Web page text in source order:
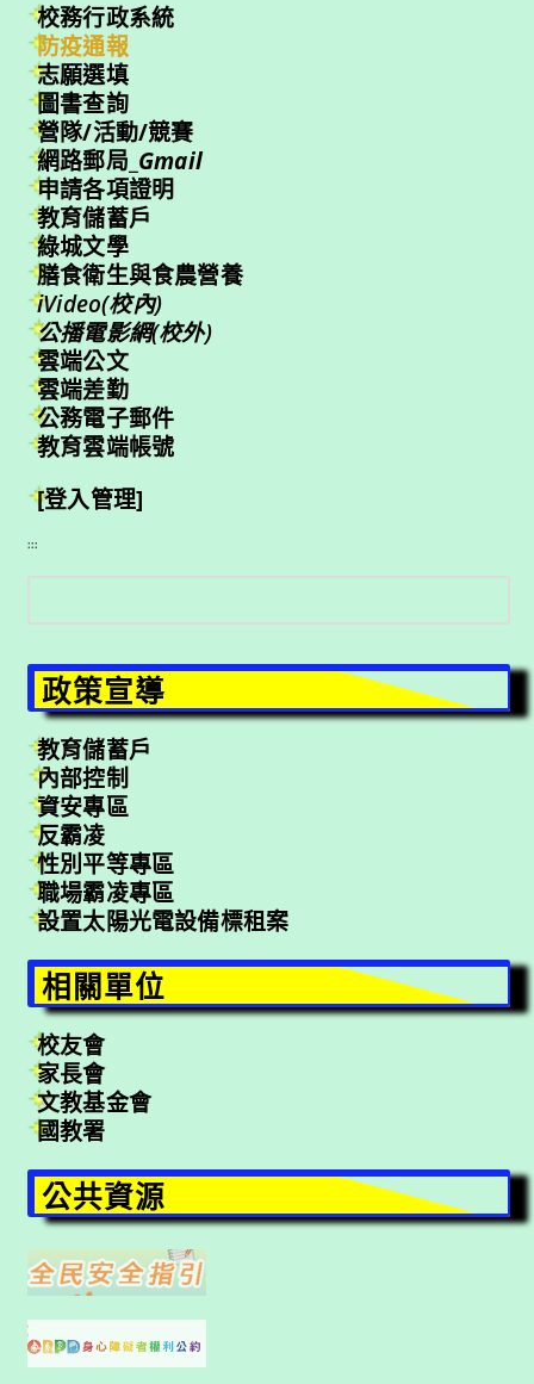
校務行政系統
防疫通報
志願選填
圖書查詢
營隊/活動/競賽
網路郵局_ Gmail
申請各項證明
教育儲蓄戶
綠城文學
膳食衛生與食農營養
iVideo(校內)
公播電影網(校外)
雲端公文
雲端差勤
公務電子郵件
教育雲端帳號
[登入管理]
:::
搜
尋
政策宣導
教育儲蓄戶
內部控制
資安專區
反霸凌
性別平等專區
職場霸凌專區
設置太陽光電設備標租案
相關單位
校友會
家長會
文教基金會
國教署
公共資源